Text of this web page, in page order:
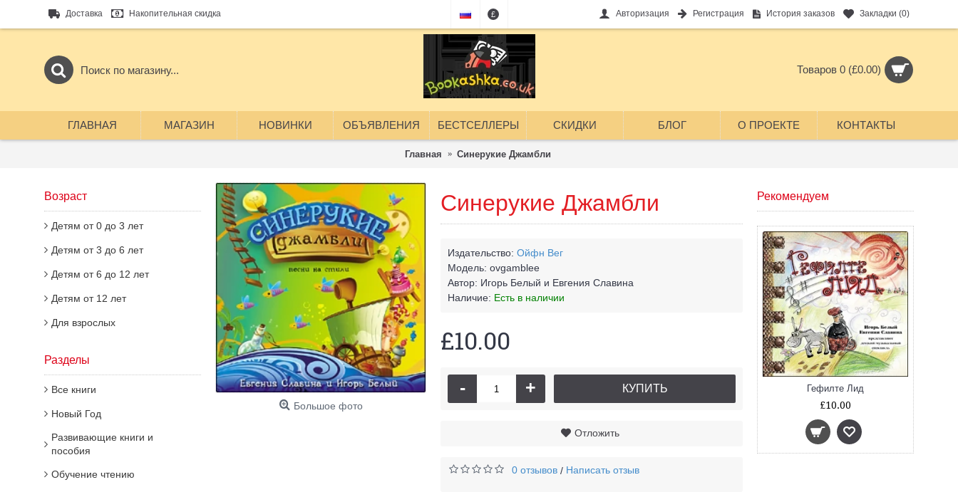
Доставка Накопительная скидка £ Авторизация Регистрация История заказов Закладки (0)
Товаров 0 (£0.00)
ГЛАВНАЯ МАГАЗИН НОВИНКИ ОБЪЯВЛЕНИЯ БЕСТСЕЛЛЕРЫ СКИДКИ БЛОГ О ПРОЕКТЕ КОНТАКТЫ
Главная Синерукие Джамбли
Возраст
Детям от 0 до 3 лет
Детям от 3 до 6 лет
Детям от 6 до 12 лет
Детям от 12 лет
Для взрослых
Разделы
Все книги
Новый Год
Развивающие книги и
пособия
Обучение чтению
Рекомендуем
Гефилте Лид
£10.00
Большое фото
Синерукие Джамбли
Издательство: Ойфн Вег
Модель: ovgamblee
Автор: Игорь Белый и Евгения Славина
Наличие: Есть в наличии
£10.00
- + КУПИТЬ
Отложить
0 отзывов / Написать отзыв